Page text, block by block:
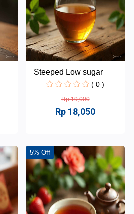
Steeped Low sugar
( 0 )
Rp 19,000
Rp 18,050
5% Off